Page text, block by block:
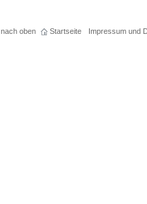
nach oben Startseite Impressum und